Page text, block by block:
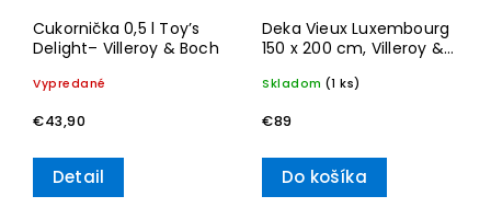
Cukornička 0,5 l Toy’s
Delight– Villeroy & Boch
Vypredané
€43,90
Detail
Deka Vieux Luxembourg
150 x 200 cm, Villeroy &
Skladom (1 ks)
€89
Do košíka